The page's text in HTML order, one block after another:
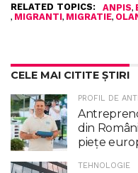
RELATED TOPICS: ANPIS,
, MIGRANTI, MIGRATIE,
CELE MAI CITITE ȘTIRI
PROFIL DE
din
piețe
TEHNOLOGIE